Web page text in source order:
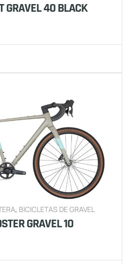
GRAVEL 40 BLACK
, BICICLETAS DE GRAVEL
GRAVEL 10